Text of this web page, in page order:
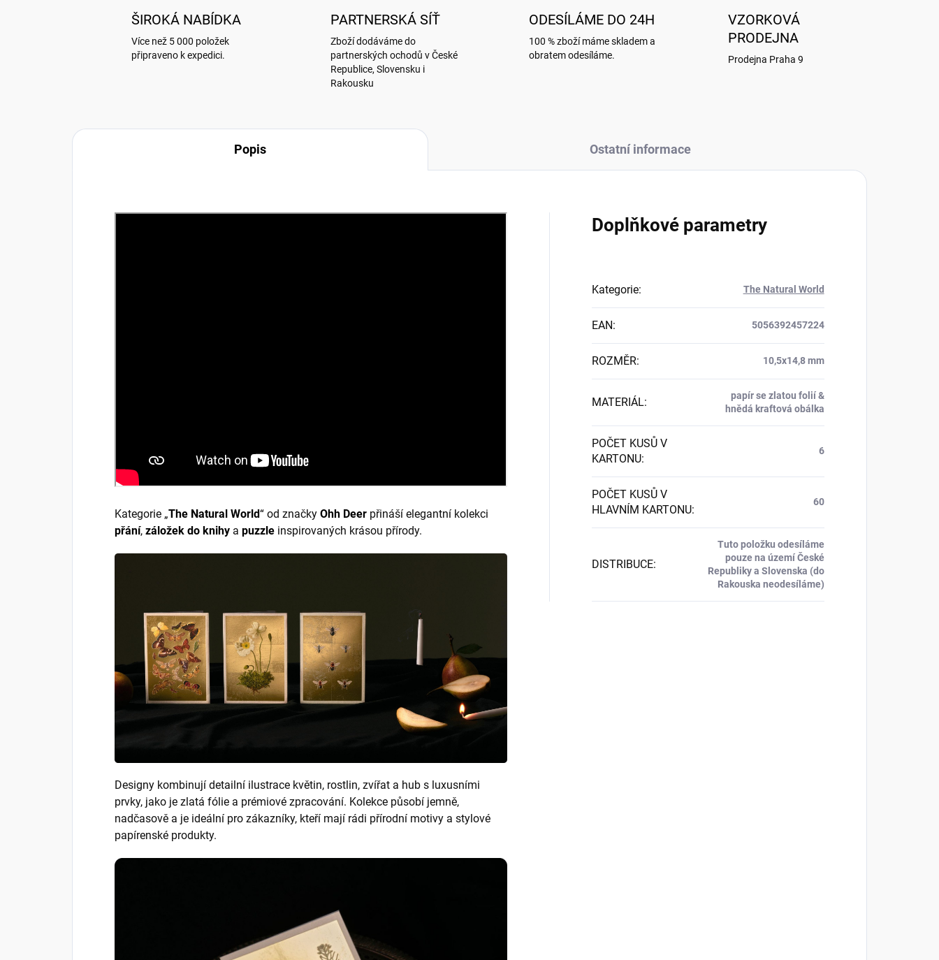
ŠIROKÁ NABÍDKA
Více než 5 000 položek
připraveno k expedici.
PARTNERSKÁ SÍŤ
Zboží dodáváme do
partnerských ochodů v České
Republice, Slovensku i
Rakousku
ODESÍLÁME DO 24H
100 % zboží máme skladem a
obratem odesíláme.
VZORKOVÁ
PRODEJNA
Prodejna Praha 9
Popis Ostatní informace
Kategorie „The Natural World“ od značky Ohh Deer přináší elegantní kolekci
přání, záložek do knihy a puzzle inspirovaných krásou přírody.
Designy kombinují detailní ilustrace květin, rostlin, zvířat a hub s luxusními
prvky, jako je zlatá fólie a prémiové zpracování. Kolekce působí jemně,
nadčasově a je ideální pro zákazníky, kteří mají rádi přírodní motivy a stylové
papírenské produkty.
Doplňkové parametry
Kategorie: The Natural World
EAN: 5056392457224
ROZMĚR: 10,5x14,8 mm
MATERIÁL:
papír se zlatou folií &
hnědá kraftová obálka
POČET KUSŮ V
KARTONU:
6
POČET KUSŮ V
HLAVNÍM KARTONU:
60
DISTRIBUCE:
Tuto položku odesíláme
pouze na území České
Republiky a Slovenska (do
Rakouska neodesíláme)